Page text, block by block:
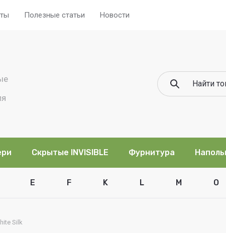
Полезные статьи Новости
Скрытые INVISIBLE Фурнитура
E F K L M O
Silk